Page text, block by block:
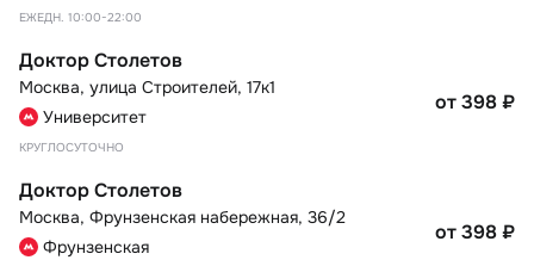
ЕЖЕДН. 10:00-22:00
Доктор Столетов
Москва, улица Строителей, 17к1
Университет
КРУГЛОСУТОЧНО
от 398₽
Доктор Столетов
Москва, Фрунзенская набережная, 36/2
Фрунзенская
от 398₽